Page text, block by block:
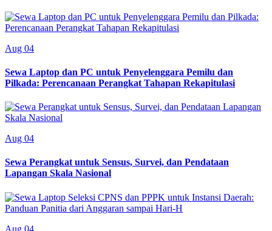
Aug 04
Sewa Laptop dan PC untuk Penyelenggara Pemilu dan
Pilkada: Perencanaan Perangkat Tahapan Rekapitulasi
Aug 04
Sewa Perangkat untuk Sensus, Survei, dan Pendataan
Lapangan Skala Nasional
Aug 04